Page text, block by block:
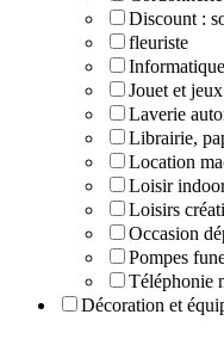
Discount :
fleuriste
Jouet et jeux
Laverie
Librairie,
Location
Loisir
Loisirs
Occasion
Pompes
Téléphonie
Décoration et